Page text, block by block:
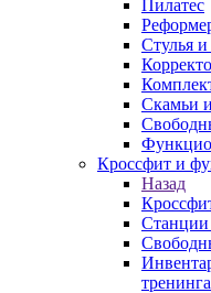
Пилатес
Стулья
Скамьи
Кроссфит и
Назад
Станции
тренинга